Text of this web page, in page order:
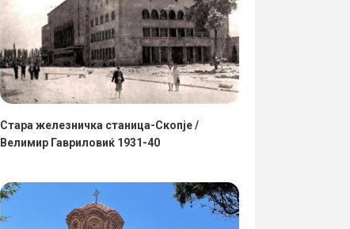
Стара железничка станица-Скопје /
Велимир Гавриловиќ 1931-40